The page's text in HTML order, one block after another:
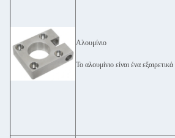
Αλουμίνιο
Το αλουμίνιο είναι ένα